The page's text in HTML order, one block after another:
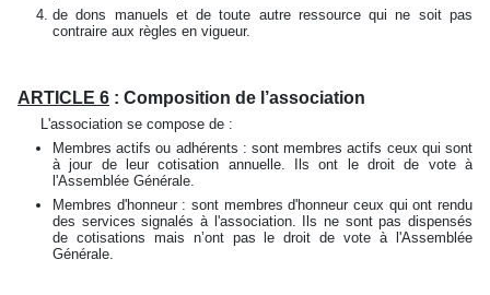
de dons manuels et de toute autre ressource qui ne soit pas
contraire aux règles en vigueur.
ARTICLE 6 : Composition de l’association
L'association se compose de :
Membres actifs ou adhérents : sont membres actifs ceux qui sont
à jour de leur cotisation annuelle. Ils ont le droit de vote à
l'Assemblée Générale.
Membres d'honneur : sont membres d'honneur ceux qui ont rendu
des services signalés à l'association. Ils ne sont pas dispensés
de cotisations mais n’ont pas le droit de vote à l'Assemblée
Générale.